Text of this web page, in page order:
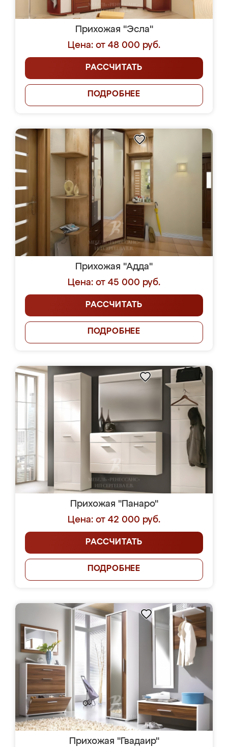
Прихожая "Эсла"
Цена: от 48 000 руб.
РАССЧИТАТЬ
ПОДРОБНЕЕ
Прихожая "Адда"
Цена: от 45 000 руб.
РАССЧИТАТЬ
ПОДРОБНЕЕ
Прихожая "Панаро"
Цена: от 42 000 руб.
РАССЧИТАТЬ
ПОДРОБНЕЕ
Прихожая "Гвадаир"